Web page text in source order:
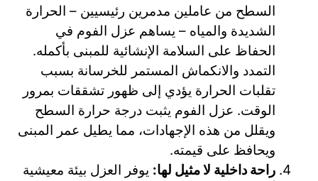
السطح من عاملين مدمرين رئيسيين – الحرارة
الشديدة والمياه – يساهم عزل الفوم في
الحفاظ على السلامة الإنشائية للمبنى بأكمله.
التمدد والانكماش المستمر للخرسانة بسبب
تقلبات الحرارة يؤدي إلى ظهور تشققات بمرور
الوقت. عزل الفوم يثبت درجة حرارة السطح
ويقلل من هذه الإجهادات، مما يطيل عمر المبنى
ويحافظ على قيمته.
راحة داخلية لا مثيل لها: يوفر العزل بيئة معيشية